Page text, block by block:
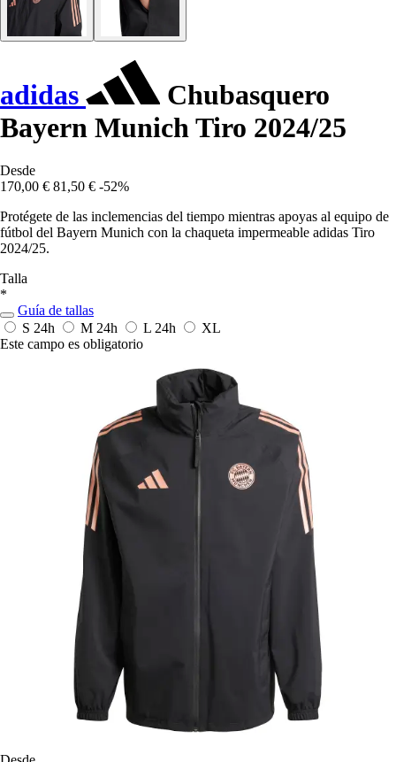
adidas
Chubasquero
Bayern Munich Tiro 2024/25
Desde
170,00 € 81,50 € -52%
Protégete de las inclemencias del tiempo mientras apoyas al equipo de
fútbol del Bayern Munich con la chaqueta impermeable adidas Tiro
2024/25.
Talla
*
Guía de tallas
S 24h M 24h L 24h
XL
Este campo es obligatorio